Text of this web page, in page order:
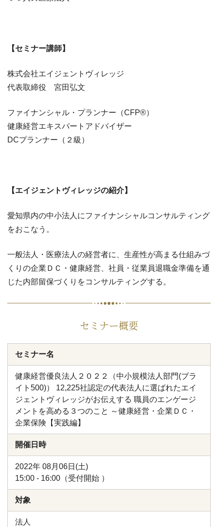
【セミナー講師】
株式会社エイジェントヴィレッジ
​​​​代表取締役 宮田弘文​​​​
ファイナンシャル・プランナー（CFP®）
健康経営エキスパートアドバイザー
DCプランナー（２級）
【エイジェントヴィレッジの紹介】
愛知県内の中小法人にファイナンシャルコンサルティング
をおこなう。
一般法人・医療法人の経営者に、生産性が高まる仕組みづ
くりの企業ＤＣ・健康経営、社員・従業員退職金準備を通
じた内部留保づくりをコンサルティングする。
セミナー概要
セミナー名
健康経営優良法人２０２２（中小規模法人部門(ブラ
イト500)） 12,225社認定の代表法人に選ばれたエイ
ジェントヴィレッジがお伝えする 職員のエンゲージ
メントを高める３つのこと ～健康経営・企業ＤＣ・
企業保険【実践編】
開催日時
2022年 08月06日(土)
15:00 - 16:00（受付開始 ）
対象
法人